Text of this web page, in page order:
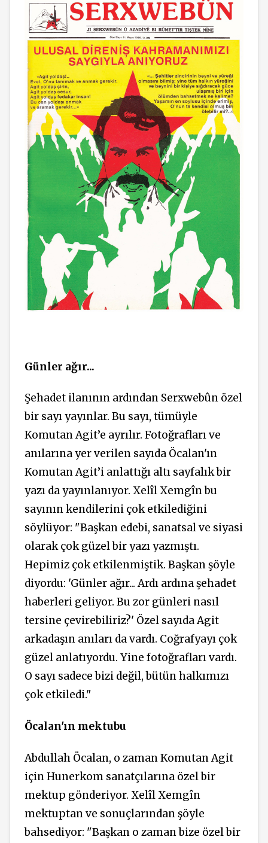
Günler ağır...
Şehadet ilanının ardından Serxwebûn özel
bir sayı yayınlar. Bu sayı, tümüyle
Komutan Agit’e ayrılır. Fotoğrafları ve
anılarına yer verilen sayıda Öcalan'ın
Komutan Agit’i anlattığı altı sayfalık bir
yazı da yayınlanıyor. Xelîl Xemgîn bu
sayının kendilerini çok etkilediğini
söylüyor: "Başkan edebi, sanatsal ve siyasi
olarak çok güzel bir yazı yazmıştı.
Hepimiz çok etkilenmiştik. Başkan şöyle
diyordu: 'Günler ağır... Ardı ardına şehadet
haberleri geliyor. Bu zor günleri nasıl
tersine çevirebiliriz?' Özel sayıda Agit
arkadaşın anıları da vardı. Coğrafyayı çok
güzel anlatıyordu. Yine fotoğrafları vardı.
O sayı sadece bizi değil, bütün halkımızı
çok etkiledi."
Öcalan'ın mektubu
Abdullah Öcalan, o zaman Komutan Agit
için Hunerkom sanatçılarına özel bir
mektup gönderiyor. Xelîl Xemgîn
mektuptan ve sonuçlarından şöyle
bahsediyor: "Başkan o zaman bize özel bir